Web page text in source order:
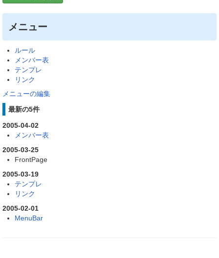
メニュー
ルール
メンバー表
テンプレ
リンク
メニューの編集
最新の5件
2005-04-02
メンバー表
2005-03-25
FrontPage
2005-03-19
テンプレ
リンク
2005-02-01
MenuBar